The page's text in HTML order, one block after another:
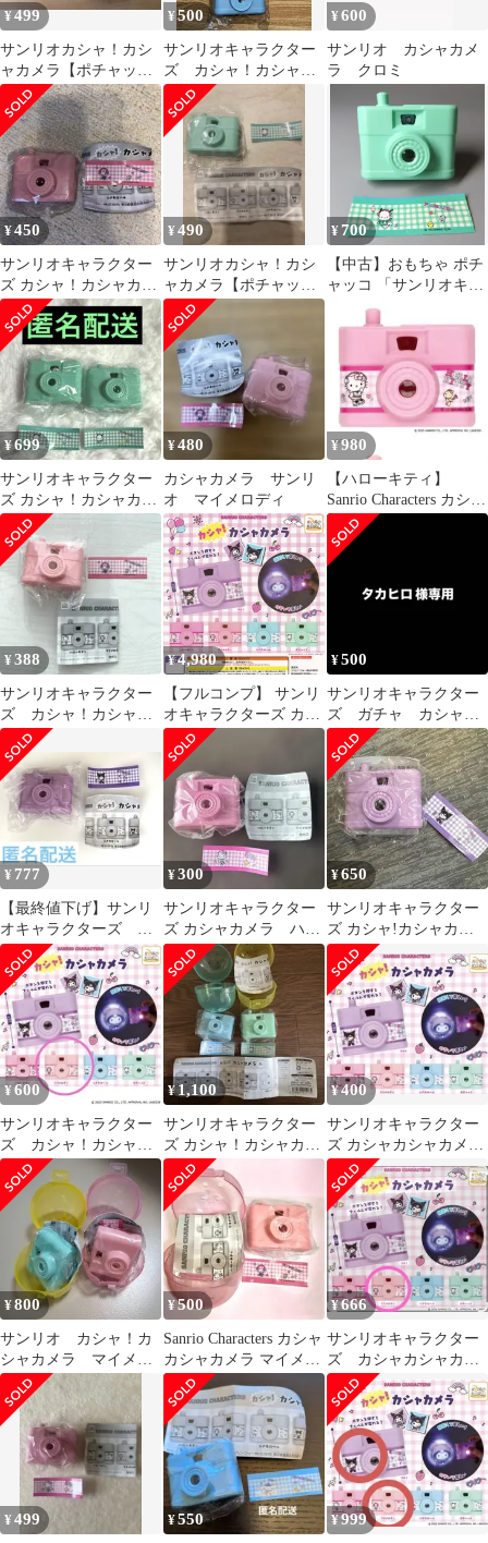
¥499
サンリオカシャ！カシ
ャカメラ【ポチャッ
コ】
¥500
サンリオキャラクター
ズ カシャ！カシャカ
メラ シナモロール
¥600
サンリオ カシャカメ
ラ クロミ
¥450
サンリオキャラクター
ズ カシャ！カシャカメ
ラ マイメロディ
¥490
サンリオカシャ！カシ
ャカメラ【ポチャッ
コ】
¥ 700
【中古】おもちゃ ポチ
ャッコ 「サンリオキャ
ラクターズ カシャ!カ
シャカメラ」
¥699
サンリオキャラクター
ズ カシャ！カシャカメ
ラ ポチャッコ
¥480
カシャカメラ サンリ
オ マイメロディ
¥980
【ハローキティ】
Sanrio Characters カシ
ャ！カシャカメラ ＊
¥388
サンリオキャラクター
ズ カシャ！カシャカ
メラ マイメロ
ディ
¥4,980
【フルコンプ】 サンリ
オキャラクターズ カシ
ャ！カシャカメラ 【全
5種セット＋ＤＰディス
プレイ台紙おまけ付
き】 アイピーフォー
SANRIO CHARACTERS
グッズ フィギュア ガチ
ャガチャ カプセルトイ
即納 在庫品 送料無料
追跡あり
¥500
サンリオキャラクター
ズ ガチャ カシャカ
シャカメラ シナモロ
ール
¥ 777
【最終値下げ】サンリ
オキャラクターズ カ
シャ！カシャカメラ
（クロミ）
¥300
サンリオキャラクター
ズ カシャカメラ ハロ
ーキティ
¥650
サンリオキャラクター
ズ カシャ!カシャカメ
ラ
¥600
サンリオキャラクター
ズ カシャ！カシャカ
メラ マイメロディ
¥1,100
サンリオキャラクター
ズ カシャ！カシャカメ
ラ シナモンロール・ポ
チャッコ
¥400
サンリオキャラクター
ズ カシャカシャカメラ
【新品】ポチャコ
¥800
サンリオ カシャ！カ
シャカメラ マイメロ
ディ、ポチャッコ
¥500
Sanrio Characters カシャ
カシャカメラ マイメロ
ディ
¥666
サンリオキャラクター
ズ カシャカシャカメ
ラ マイメロディ
¥499 ¥550 ¥ 999